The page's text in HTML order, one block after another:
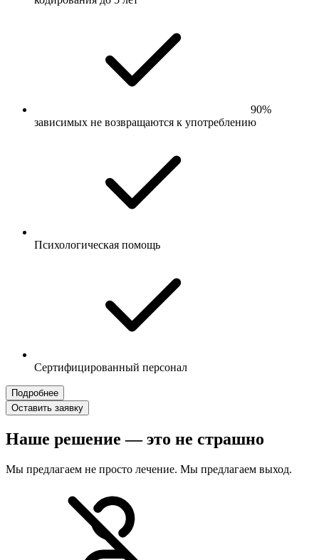
90%
зависимых не возвращаются к употреблению
Психологическая помощь
Сертифицированный персонал
Подробнее
Оставить заявку
Наше решение — это не страшно
Мы предлагаем не просто лечение. Мы предлагаем выход.